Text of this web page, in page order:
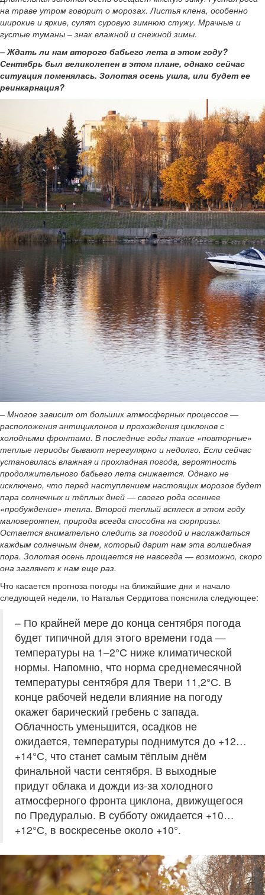
на траве утром говорит о морозах. Листья клена, особенно
широкие и яркие, сулят суровую зимнюю стужу. Мрачные и
густые туманы – знак влажной и снежной зимы.
– Ждать ли нам второго бабьего лета в этом году?
Сентябрь был великолепен в этом плане, однако сейчас
ситуация поменялась. Золотая осень ушла, или будет ее
реинкарнация?
– Многое зависит от больших атмосферных процессов —
расположения антициклонов и прохождения циклонов с
холодными фронтами. В последние годы такие «повторные»
теплые периоды бывают нерегулярно и недолго. Если сейчас
установилась влажная и прохладная погода, вероятность
продолжительного бабьего лета снижается. Однако не
исключено, что перед наступлением настоящих морозов будет
пара солнечных и тёплых дней — своего рода осеннее
«пробуждение» тепла. Второй теплый всплеск в этом году
маловероятен, природа всегда способна на сюрпризы.
Остается внимательно следить за погодой и наслаждаться
каждым солнечным днем, который дарит нам эта волшебная
пора. Золотая осень прощается не навсегда — возможно, скоро
она заглянет к нам еще раз.
Что касается прогноза погоды на ближайшие дни и начало
следующей недели, то Наталья Сердитова пояснила следующее:
– По крайней мере до конца сентября погода
будет типичной для этого времени года —
температуры на 1–2°С ниже климатической
нормы. Напомню, что норма среднемесячной
температуры сентября для Твери 11,2°С. В
конце рабочей недели влияние на погоду
окажет барический гребень с запада.
Облачность уменьшится, осадков не
ожидается, температуры поднимутся до +12…
+14°С, что станет самым тёплым днём
финальной части сентября. В выходные
придут облака и дожди из-за холодного
атмосферного фронта циклона, движущегося
по Предуралью. В субботу ожидается +10…
+12°С, в воскресенье около +10°.